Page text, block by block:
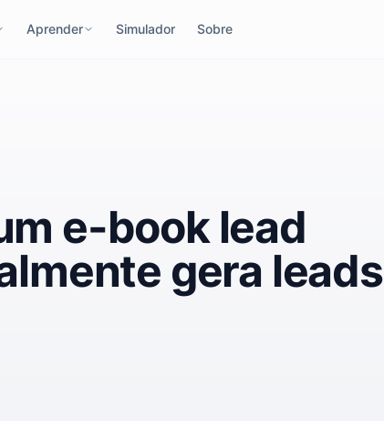
Aprender Simulador Sobre
e-book lead
gera leads